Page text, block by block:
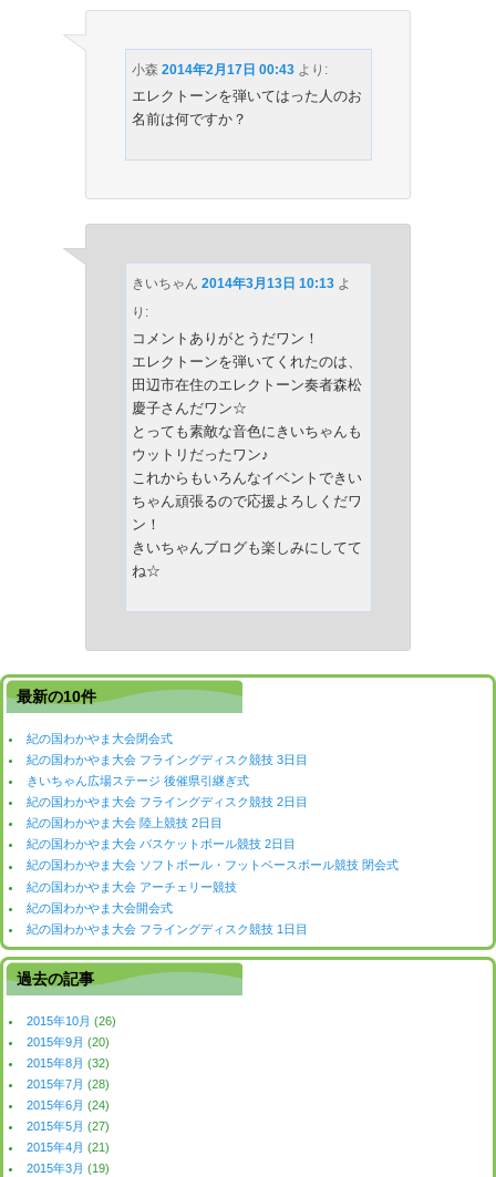
小森 2014年2月17日 00:43 より:
エレクトーンを弾いてはった人のお
名前は何ですか？
きいちゃん 2014年3月13日 10:13 よ
り:
コメントありがとうだワン！
エレクトーンを弾いてくれたのは、
田辺市在住のエレクトーン奏者森松
慶子さんだワン☆
とっても素敵な音色にきいちゃんも
ウットリだったワン♪
これからもいろんなイベントできい
ちゃん頑張るので応援よろしくだワ
ン！
きいちゃんブログも楽しみにしてて
ね☆
最新の10件
紀の国わかやま大会閉会式
紀の国わかやま大会 フライングディスク競技 3日目
きいちゃん広場ステージ 後催県引継ぎ式
紀の国わかやま大会 フライングディスク競技 2日目
紀の国わかやま大会 陸上競技 2日目
紀の国わかやま大会 バスケットボール競技 2日目
紀の国わかやま大会 ソフトボール・フットベースボール競技 閉会式
紀の国わかやま大会 アーチェリー競技
紀の国わかやま大会開会式
紀の国わかやま大会 フライングディスク競技 1日目
過去の記事
2015年10月 (26)
2015年9月 (20)
2015年8月 (32)
2015年7月 (28)
2015年6月 (24)
2015年5月 (27)
2015年4月 (21)
2015年3月 (19)